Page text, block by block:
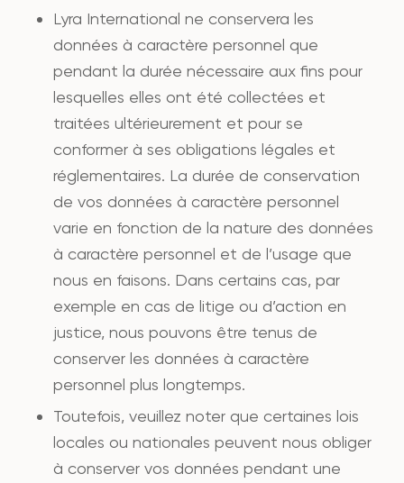
Lyra International ne conservera les
données à caractère personnel que
pendant la durée nécessaire aux fins pour
lesquelles elles ont été collectées et
traitées ultérieurement et pour se
conformer à ses obligations légales et
réglementaires. La durée de conservation
de vos données à caractère personnel
varie en fonction de la nature des données
à caractère personnel et de l’usage que
nous en faisons. Dans certains cas, par
exemple en cas de litige ou d’action en
justice, nous pouvons être tenus de
conserver les données à caractère
personnel plus longtemps.
Toutefois, veuillez noter que certaines lois
locales ou nationales peuvent nous obliger
à conserver vos données pendant une